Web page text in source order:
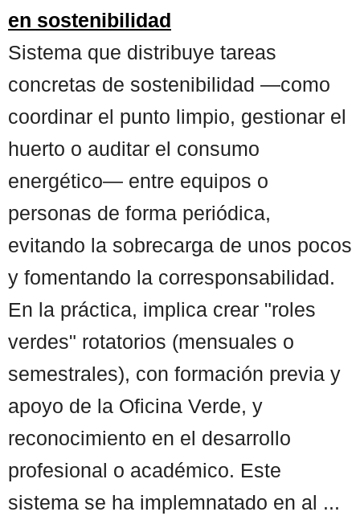
en sostenibilidad
Sistema que distribuye tareas
concretas de sostenibilidad —como
coordinar el punto limpio, gestionar el
huerto o auditar el consumo
energético— entre equipos o
personas de forma periódica,
evitando la sobrecarga de unos pocos
y fomentando la corresponsabilidad.
En la práctica, implica crear "roles
verdes" rotatorios (mensuales o
semestrales), con formación previa y
apoyo de la Oficina Verde, y
reconocimiento en el desarrollo
profesional o académico. Este
sistema se ha implemnatado en al ...